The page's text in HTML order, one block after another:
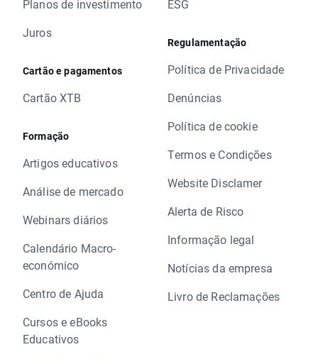
Planos de investimento
Juros
Cartão e pagamentos
Cartão XTB
Formação
Artigos educativos
Análise de mercado
Webinars diários
Calendário Macro-
económico
Centro de Ajuda
Cursos e eBooks
Educativos
ESG
Regulamentação
Política de Privacidade
Denúncias
Política de cookie
Termos e Condições
Website Disclamer
Alerta de Risco
Informação legal
Notícias da empresa
Livro de Reclamações